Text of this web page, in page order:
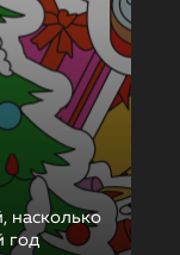
насколько
год